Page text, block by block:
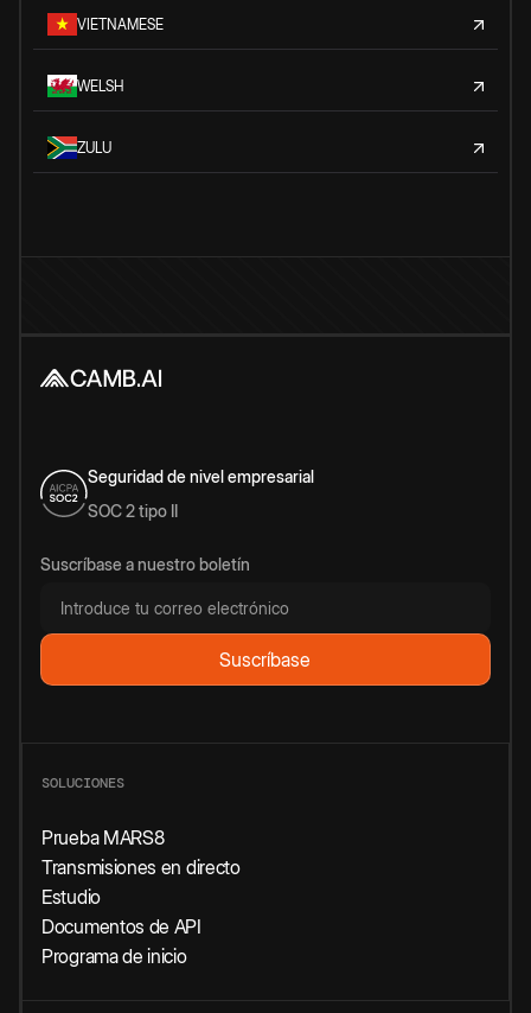
VIETNAMESE
WELSH
ZULU
Seguridad de nivel empresarial
SOC 2 tipo II
Suscríbase a nuestro boletín
SOLUCIONES
Prueba MARS8
Transmisiones en directo
Estudio
Documentos de API
Programa de inicio